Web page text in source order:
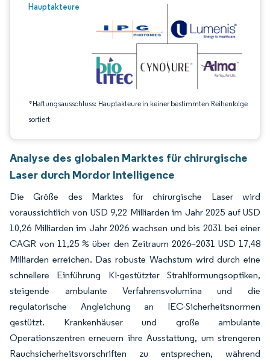
Hauptakteure
*Haftungsausschluss: Hauptakteure in keiner bestimmten Reihenfolge
sortiert
Bild © Mordor Intelligence. Wiederverwendung erfordert Namensnennung
Analyse des globalen Marktes für chirurgische
Laser durch Mordor Intelligence
Die Größe des Marktes für chirurgische Laser wird
voraussichtlich von USD 9,22 Milliarden im Jahr 2025 auf USD
10,26 Milliarden im Jahr 2026 wachsen und bis 2031 bei einer
CAGR von 11,25 % über den Zeitraum 2026–2031 USD 17,48
Milliarden erreichen. Das robuste Wachstum wird durch eine
schnellere Einführung KI-gestützter Strahlformungsoptiken,
steigende ambulante Verfahrensvolumina und die
regulatorische Angleichung an IEC-Sicherheitsnormen
gestützt. Krankenhäuser und große ambulante
Operationszentren erneuern ihre Ausstattung, um strengeren
Rauchsicherheitsvorschriften zu entsprechen, während